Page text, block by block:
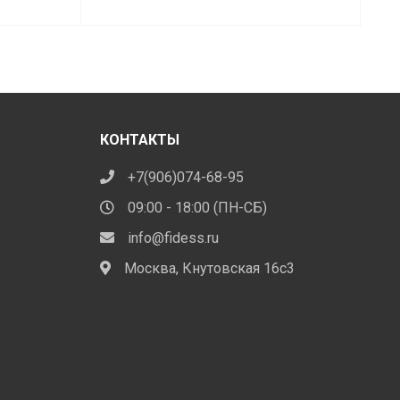
КОНТАКТЫ
+7(906)074-68-95
09:00 - 18:00 (ПН-СБ)
info@fidess.ru
Москва, Кнутовская 16с3